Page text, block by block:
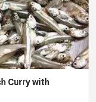
Curry with